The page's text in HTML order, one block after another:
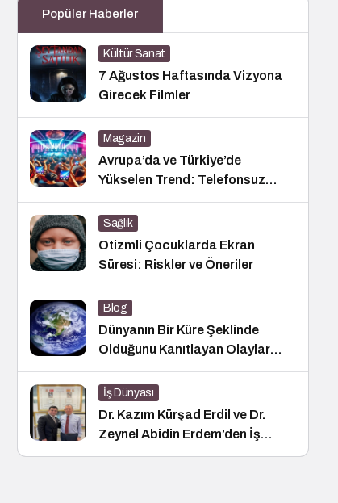
Popüler Haberler
Kültür Sanat
7 Ağustos Haftasında Vizyona
Girecek Filmler
Magazin
Avrupa’da ve Türkiye’de
Yükselen Trend: Telefonsuz
Gece Kulüpleri
Sağlık
Otizmli Çocuklarda Ekran
Süresi: Riskler ve Öneriler
Blog
Dünyanın Bir Küre Şeklinde
Olduğunu Kanıtlayan Olaylar
Nedir?
İş Dünyası
Dr. Kazım Kürşad Erdil ve Dr.
Zeynel Abidin Erdem’den İş
Dünyası Buluşması